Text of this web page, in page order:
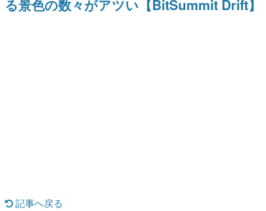
新世代に訊く
る景色の数々がアツい【BitSummit Drift】
記事へ戻る